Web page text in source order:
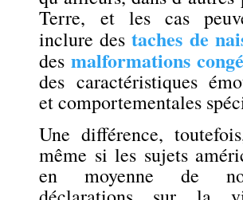
Terre, et les cas
inclure destaches de
desmalformations
des caractéristiques
et comportementales
Une différence,
même si les sujets
en moyenne de